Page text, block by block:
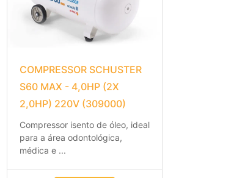
COMPRESSOR SCHUSTER
S60 MAX - 4,0HP (2X
2,0HP) 220V (309000)
para a área odontológica,